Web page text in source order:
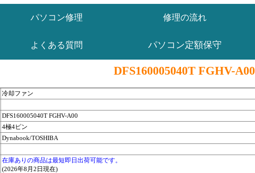
パソコン修理 修理の流れ
よくある質問 パソコン定額保守
DFS160005040T FGHV-A00
冷却ファン
DFS160005040T FGHV-A00
4極4ピン
Dynabook/TOSHIBA
在庫ありの商品は最短即日出荷可能です。
(2026年8月2日現在)